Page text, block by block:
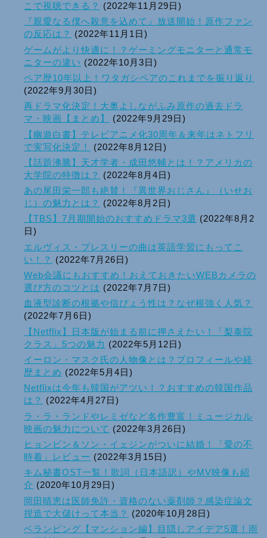
こで視聴できる？
(2022年11月29日)
『親愛なる僕へ殺意を込めて』放送開始！原作ファン
の反応は？
(2022年11月1日)
ゲームがより快適に！？ゲーミングモニターと通常モ
ニターの違い (2022年10月3日)
ペア歴10年以上！ワタガシペアのこれまでを振り返り
(2022年9月30日)
再ドラマ化決定！大奥よしながふみ原作の過去ドラ
マ・映画【まとめ】
(2022年9月29日)
【幽遊白書】テレビアニメ化30周年＆来年はネトフリ
で実写化決定！
(2022年8月12日)
【話題沸騰】天才学者・成田悠輔とは！？アメリカの
大学院の特徴は？
(2022年8月4日)
あの尾田栄一郎も絶賛！『異世界おじさん』（いせお
じ）の魅力とは？
(2022年8月2日)
【TBS】7月期開始のおすすめドラマ3選 (2022年8月2
日)
エルヴィス・プレスリーの曲は英語学習にもってこ
い！？
(2022年7月26日)
Web会議にもおすすめ！おえておきたいWEBカメラの
選び方のコツとは (2022年7月7日)
血液型診断の根拠や信ぴょう性は？なぜ根強く人気？
(2022年7月6日)
【Netflix】日本版が始まる前に押さえたい！「梨泰院
クラス」5つの魅力 (2022年5月12日)
イーロン・マスク氏の人物像とは？プロフィールや経
歴まとめ (2022年5月4日)
Netflixは今年も韓国がアツい！？おすすめの韓国作品
は？
(2022年4月27日)
ラ・ラ・ランドやレミゼなど名作豊富！ミュージカル
映画の魅力について (2022年3月26日)
ヒョンビン＆ソン・イェジンがついに結婚！「愛の不
時着」レビュー (2022年3月15日)
キム秘書OST一覧！歌詞（日本語訳）やMV映像も紹
介 (2020年10月29日)
岡田晴恵は医師免許・資格のない薬剤師？感染症論文
捏造で大儲けって本当？
(2020年10月28日)
ベランピング【マンション編】目隠しアイデア5選！雨